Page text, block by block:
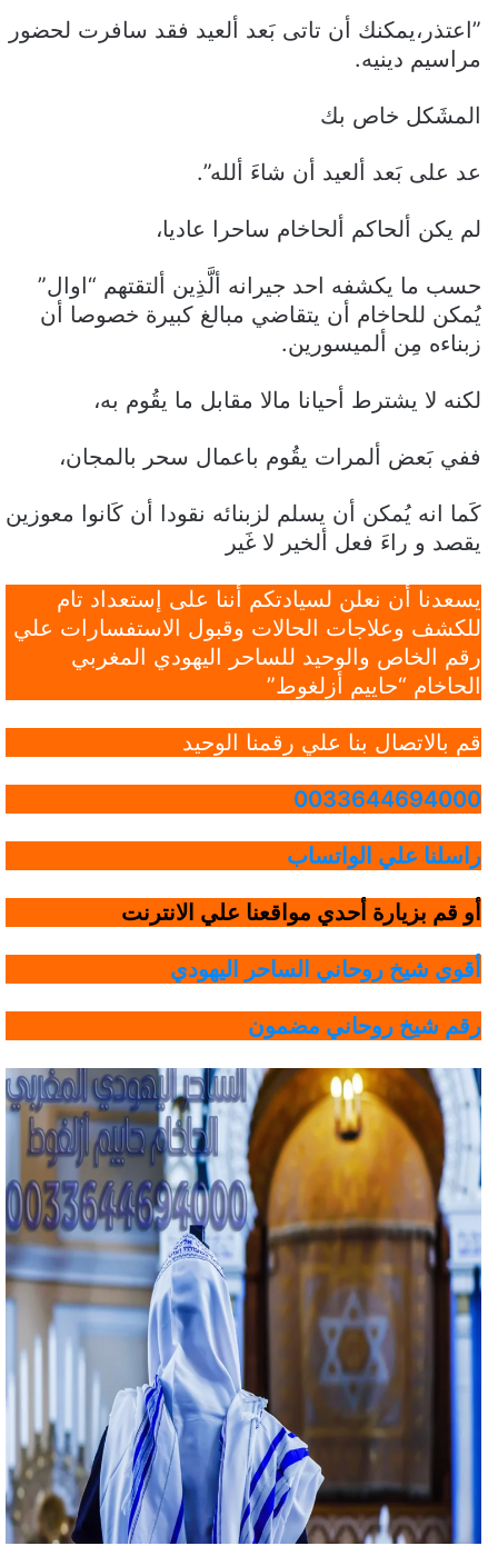
”اعتذر،يمكنك أن تاتى بَعد ألعيد فقد سافرت لحضور
مراسيم دينيه.
المشَكل خاص بك
عد على بَعد ألعيد أن شاءَ ألله”.
لم يكن ألحاكم ألحاخام ساحرا عاديا،
حسب ما يكشفه احد جيرانه ألَّذِين ألتقتهم “اوال”
يُمكن للحاخام أن يتقاضي مبالغ كبيرة خصوصا أن
زبناءه مِن ألميسورين.
لكنه لا يشترط أحيانا مالا مقابل ما يقُوم به،
ففي بَعض ألمرات يقُوم باعمال سحر بالمجان،
كَما انه يُمكن أن يسلم لزبنائه نقودا أن كَانوا معوزين
يقصد و راءَ فعل ألخير لا غَير
يسعدنا أن نعلن لسيادتكم أننا على إستعداد تام
للكشف وعلاجات الحالات وقبول الاستفسارات علي
رقم الخاص والوحيد للساحر اليهودي المغربي
الحاخام “حاييم أزلغوط”
قم بالاتصال بنا علي رقمنا الوحيد
0033644694000
راسلنا علي الواتساب
أو قم بزيارة أحدي مواقعنا علي الانترنت
أقوي شيخ روحاني الساحر اليهودي
رقم شيخ روحاني مضمون